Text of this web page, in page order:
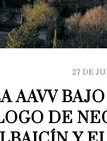
27 DE
AAVV
DE